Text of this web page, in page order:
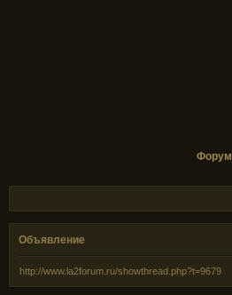
Форум
Объявление
http://www.la2forum.ru/showthread.php?t=9679